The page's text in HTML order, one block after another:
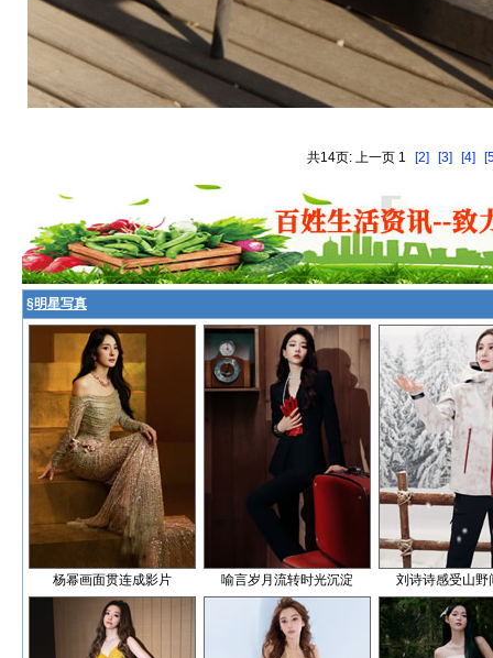
共14页: 上一页 1 [2] [3] [4]
§明星写真
杨幂画面贯连成影片 喻言岁月流转时光沉淀 刘诗诗感受山野